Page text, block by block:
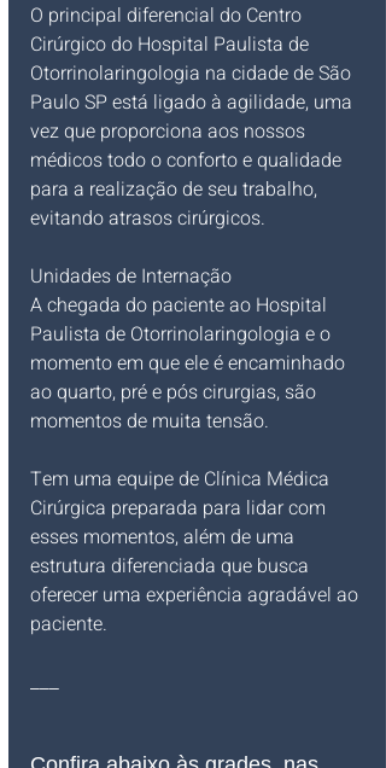
O principal diferencial do Centro
Cirúrgico do Hospital Paulista de
Otorrinolaringologia na cidade de São
Paulo SP está ligado à agilidade, uma
vez que proporciona aos nossos
médicos todo o conforto e qualidade
para a realização de seu trabalho,
evitando atrasos cirúrgicos.
Unidades de Internação
A chegada do paciente ao Hospital
Paulista de Otorrinolaringologia e o
momento em que ele é encaminhado
ao quarto, pré e pós cirurgias, são
momentos de muita tensão.
Tem uma equipe de Clínica Médica
Cirúrgica preparada para lidar com
esses momentos, além de uma
estrutura diferenciada que busca
oferecer uma experiência agradável ao
paciente.
___